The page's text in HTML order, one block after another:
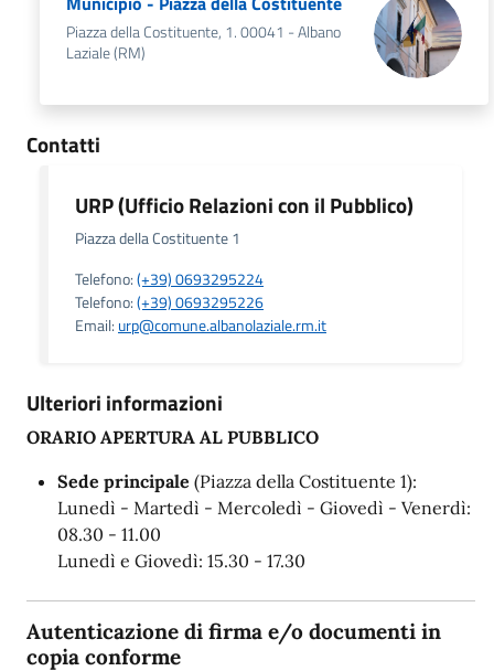
Piazza della Costituente, 1. 00041 - Albano
Laziale (RM)
Contatti
URP (Ufficio Relazioni con il Pubblico)
Piazza della Costituente 1
Telefono:(+39) 0693295224
Telefono:(+39) 0693295226
Email: urp@comune.albanolaziale.rm.it
Ulteriori informazioni
ORARIO APERTURA AL PUBBLICO
Sede principale (Piazza della Costituente 1):
Lunedì - Martedì - Mercoledì - Giovedì - Venerdì:
08.30 - 11.00
Lunedì e Giovedì: 15.30 - 17.30
Autenticazione di firma e/o documenti in
copia conforme